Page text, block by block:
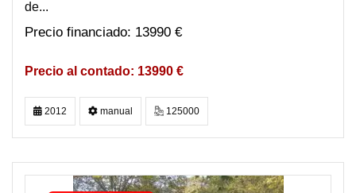
de...
13990 €
13990 €
2012 manual 125000